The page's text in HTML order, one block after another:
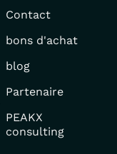
Contact
bons d'achat
blog
Partenaire
PEAKX
consulting